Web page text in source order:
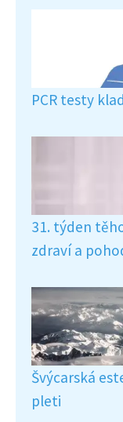
PCR testy
31. týden
zdraví a
Švýcarská
pleti